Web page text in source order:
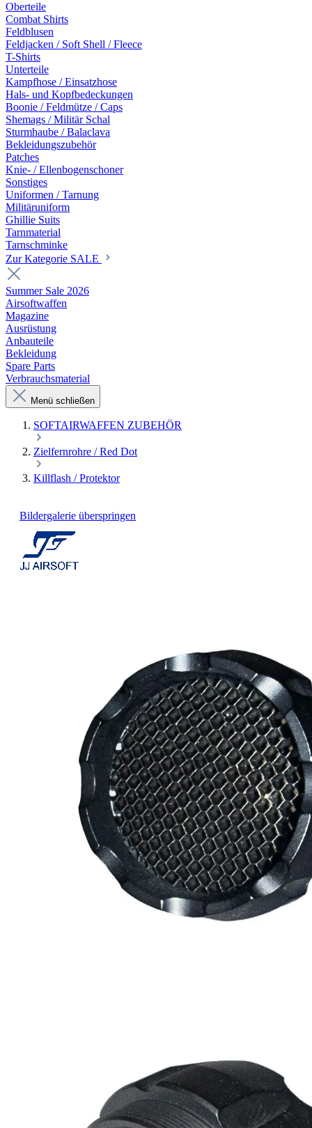
Oberteile
Combat Shirts
Feldblusen
Feldjacken / Soft Shell / Fleece
T-Shirts
Unterteile
Kampfhose / Einsatzhose
Hals- und Kopfbedeckungen
Boonie / Feldmütze / Caps
Shemags / Militär Schal
Sturmhaube / Balaclava
Bekleidungszubehör
Patches
Knie- / Ellenbogenschoner
Sonstiges
Uniformen / Tarnung
Militäruniform
Ghillie Suits
Tarnmaterial
Tarnschminke
Zur Kategorie SALE
Summer Sale 2026
Airsoftwaffen
Magazine
Ausrüstung
Anbauteile
Bekleidung
Spare Parts
Verbrauchsmaterial
Menü schließen
SOFTAIRWAFFEN ZUBEHÖR
Zielfernrohre / Red Dot
Killflash / Protektor
Bildergalerie überspringen